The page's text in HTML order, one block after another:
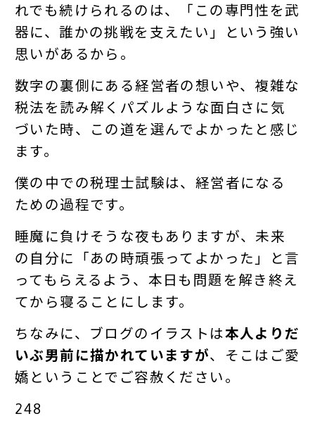
れでも続けられるのは、「この専門性を武
器に、誰かの挑戦を支えたい」という強い
思いがあるから。
数字の裏側にある経営者の想いや、複雑な
税法を読み解くパズルような面白さに気
づいた時、この道を選んでよかったと感じ
ます。
僕の中での税理士試験は、経営者になる
ための過程です。
睡魔に負けそうな夜もありますが、未来
の自分に「あの時頑張ってよかった」と言
ってもらえるよう、本日も問題を解き終え
てから寝ることにします。
ちなみに、ブログのイラストは本人よりだ
いぶ男前に描かれていますが、そこはご愛
嬌ということでご容赦ください。
248